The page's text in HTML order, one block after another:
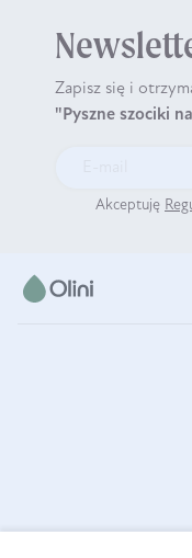
Zapisz się i
"Pyszne szociki
Akceptuję